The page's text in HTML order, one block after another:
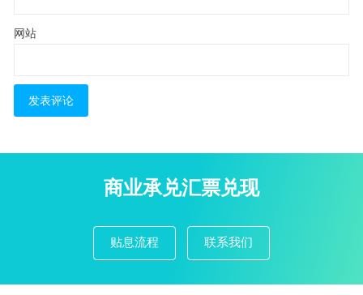
网站
商业承兑汇票兑现
贴息流程 联系我们